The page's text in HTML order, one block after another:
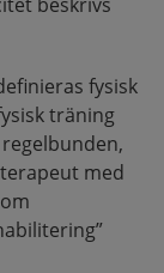
fysisk
träning
med